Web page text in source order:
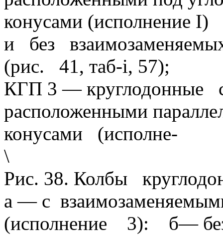
конусами (исполнение I)
и без
(рис. 41, таб-i, 57);
КГП 3 — круглодонные
расположенными
конусами (исполне-
\
Рис. 38. Колбы
а — с
(исполнение 3): б—